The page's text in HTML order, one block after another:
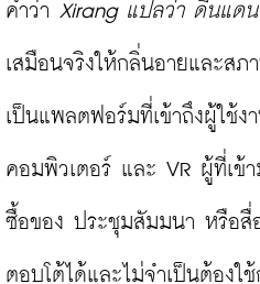
คำว่า Xirang แปลว่า ดินแด
เสมือนจริงให้กลิ่นอายและส
เป็นแพลตฟอร์มที่เข้าถึงผู้ใช้ง
คอมพิวเตอร์ และ VR ผู้ที่เข้
ซื้อของ ประชุมสัมมนา หรือสื่